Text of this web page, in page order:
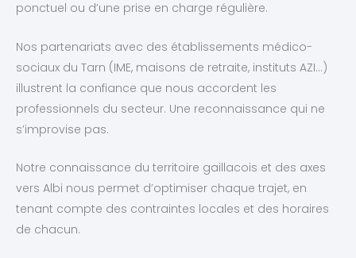
ponctuel ou d’une prise en charge régulière.
Nos partenariats avec des établissements médico-
sociaux du Tarn (IME, maisons de retraite, instituts AZI…)
illustrent la confiance que nous accordent les
professionnels du secteur. Une reconnaissance qui ne
s’improvise pas.
Notre connaissance du territoire gaillacois et des axes
vers Albi nous permet d’optimiser chaque trajet, en
tenant compte des contraintes locales et des horaires
de chacun.